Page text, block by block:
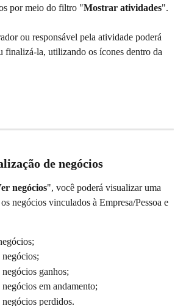
por meio do filtro "Mostrar atividades".
ou responsável pela atividade poderá
finalizá-la, utilizando os ícones dentro da
de negócios
negócios", você poderá visualizar uma
negócios vinculados à Empresa/Pessoa e
ganhos;
em andamento;
perdidos.